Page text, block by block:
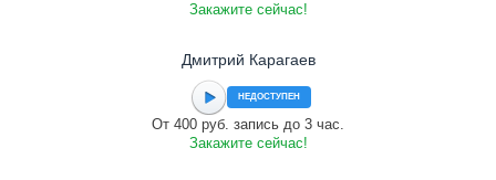
Закажите сейчас!
Дмитрий Карагаев
НЕДОСТУПЕН
От 400 руб. запись до 3 час.
Закажите сейчас!